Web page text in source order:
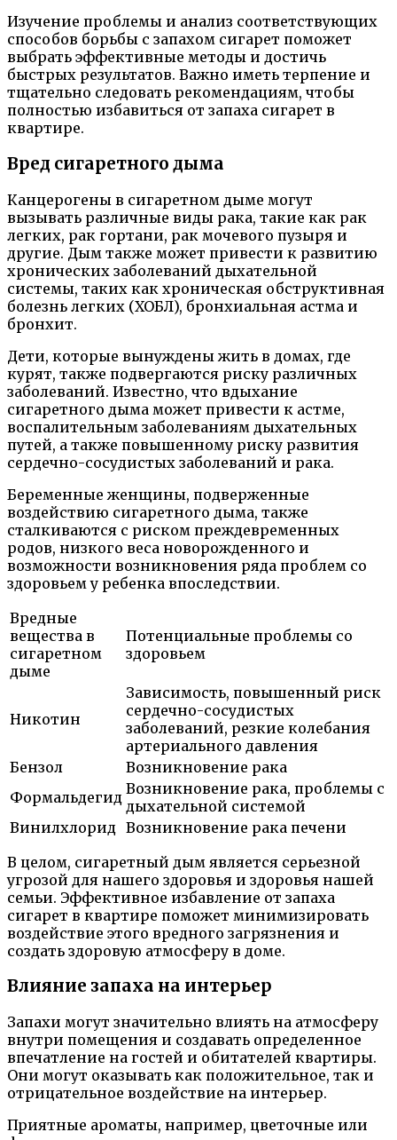
Изучение проблемы и анализ соответствующих
способов борьбы с запахом сигарет поможет
выбрать эффективные методы и достичь
быстрых результатов. Важно иметь терпение и
тщательно следовать рекомендациям, чтобы
полностью избавиться от запаха сигарет в
квартире.
Вред сигаретного дыма
Канцерогены в сигаретном дыме могут
вызывать различные виды рака, такие как рак
легких, рак гортани, рак мочевого пузыря и
другие. Дым также может привести к развитию
хронических заболеваний дыхательной
системы, таких как хроническая обструктивная
болезнь легких (ХОБЛ), бронхиальная астма и
бронхит.
Дети, которые вынуждены жить в домах, где
курят, также подвергаются риску различных
заболеваний. Известно, что вдыхание
сигаретного дыма может привести к астме,
воспалительным заболеваниям дыхательных
путей, а также повышенному риску развития
сердечно-сосудистых заболеваний и рака.
Беременные женщины, подверженные
воздействию сигаретного дыма, также
сталкиваются с риском преждевременных
родов, низкого веса новорожденного и
возможности возникновения ряда проблем со
здоровьем у ребенка впоследствии.
Вредные
вещества в
сигаретном
дыме
Потенциальные проблемы со
здоровьем
Никотин
Зависимость, повышенный риск
сердечно-сосудистых
заболеваний, резкие колебания
артериального давления
Бензол
Возникновение рака
Формальдегид Возникновение рака, проблемы с
дыхательной системой
Винилхлорид Возникновение рака печени
В целом, сигаретный дым является серьезной
угрозой для нашего здоровья и здоровья нашей
семьи. Эффективное избавление от запаха
сигарет в квартире поможет минимизировать
воздействие этого вредного загрязнения и
создать здоровую атмосферу в доме.
Влияние запаха на интерьер
Запахи могут значительно влиять на атмосферу
внутри помещения и создавать определенное
впечатление на гостей и обитателей квартиры.
Они могут оказывать как положительное, так и
отрицательное воздействие на интерьер.
Приятные ароматы, например, цветочные или